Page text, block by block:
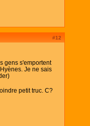
#12
gens s'emportent
Je ne sais
petit truc. C?